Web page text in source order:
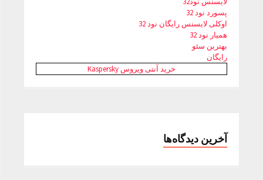
پسورد نود 32
اوکلی لایسنس رایگان نود 32
همیار نود 32
بهترین سئو
رایگان
خرید آنتی ویروس Kaspersky
آخرین دیدگاه‌ها